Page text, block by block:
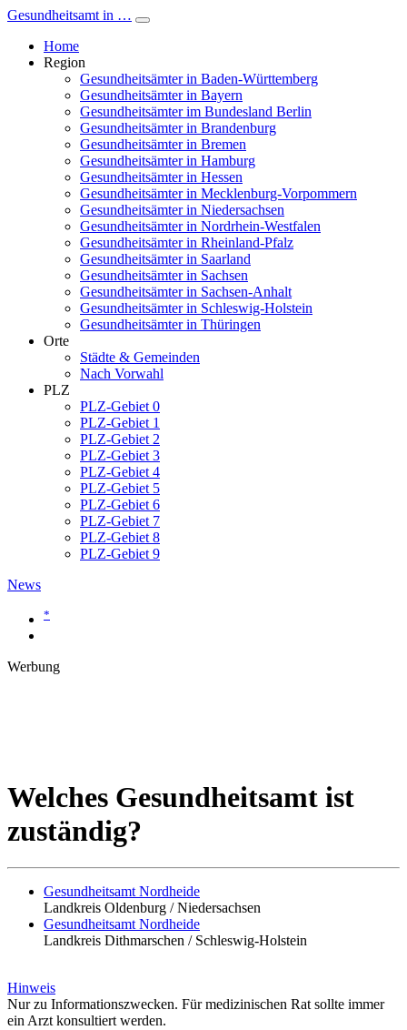
Gesundheitsamt in …
Home
Region
Gesundheitsämter in Baden-Württemberg
Gesundheitsämter in Bayern
Gesundheitsämter im Bundesland Berlin
Gesundheitsämter in Brandenburg
Gesundheitsämter in Bremen
Gesundheitsämter in Hamburg
Gesundheitsämter in Hessen
Gesundheitsämter in Mecklenburg-Vorpommern
Gesundheitsämter in Niedersachsen
Gesundheitsämter in Nordrhein-Westfalen
Gesundheitsämter in Rheinland-Pfalz
Gesundheitsämter in Saarland
Gesundheitsämter in Sachsen
Gesundheitsämter in Sachsen-Anhalt
Gesundheitsämter in Schleswig-Holstein
Gesundheitsämter in Thüringen
Orte
Städte & Gemeinden
Nach Vorwahl
PLZ
PLZ-Gebiet 0
PLZ-Gebiet 1
PLZ-Gebiet 2
PLZ-Gebiet 3
PLZ-Gebiet 4
PLZ-Gebiet 5
PLZ-Gebiet 6
PLZ-Gebiet 7
PLZ-Gebiet 8
PLZ-Gebiet 9
News
*
Werbung
Welches Gesundheitsamt ist
zuständig?
Gesundheitsamt Nordheide
Landkreis Oldenburg / Niedersachsen
Gesundheitsamt Nordheide
Landkreis Dithmarschen / Schleswig-Holstein
Hinweis
Nur zu Informationszwecken. Für medizinischen Rat sollte immer
ein Arzt konsultiert werden.